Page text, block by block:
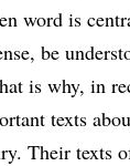
word is
be
is why, in
texts
Their texts